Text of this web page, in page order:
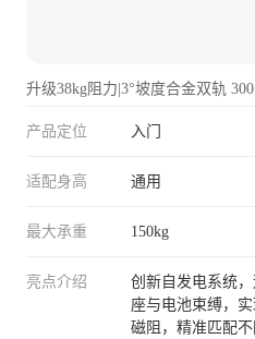
升级38kg阻力|3°坡度合金双轨
产品定位 入门
适配身高 通用
最大承重 150kg
亮点介绍
创新自发电系统
座与电池束缚，
磁阻，精准匹配